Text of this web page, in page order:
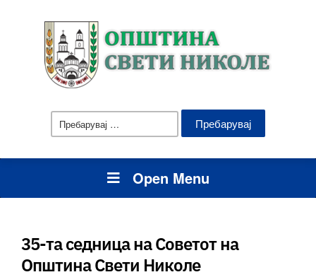
Пребарувај
за:
Open Menu
35-та седница на Советот на
Општина Свети Николе